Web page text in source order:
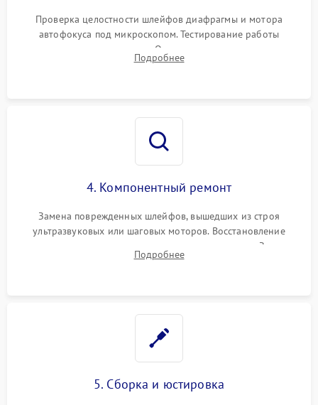
Проверка целостности шлейфов диафрагмы и мотора
автофокуса под микроскопом. Тестирование работы
электромагнитного привода. Очистка оптических элементов
от пыли, следов влаги и грибка спецрастворами без
Подробнее
4. Компонентный ремонт
Замена поврежденных шлейфов, вышедших из строя
ультразвуковых или шаговых моторов. Восстановление
геометрии направляющих при заклинивании зума. Замена
неисправного блока диафрагмы, датчиков положения или
Подробнее
5. Сборка и юстировка